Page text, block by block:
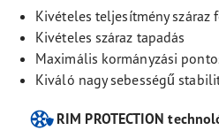
Kivételes teljesítmény száraz
Kivételes száraz tapadás
Maximális kormányzási
Kiváló nagy sebességű
RIM PROTECTION